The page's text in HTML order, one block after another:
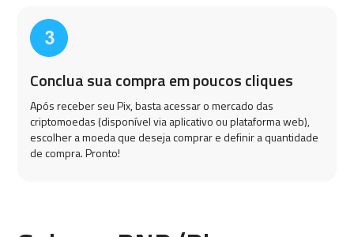
Conclua sua compra em poucos cliques
Após receber seu Pix, basta acessar o mercado das
criptomoedas (disponível via aplicativo ou plataforma web),
escolher a moeda que deseja comprar e definir a quantidade
de compra. Pronto!